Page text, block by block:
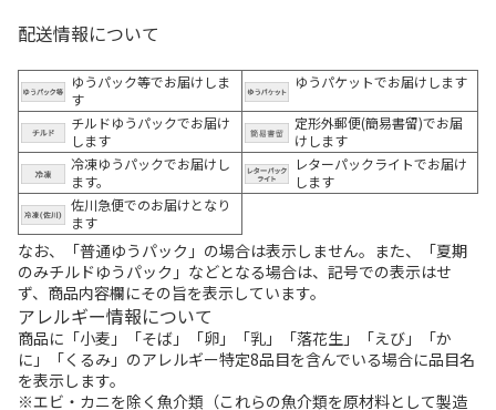
配送情報について
ゆうパック等でお届けしま
す
ゆうパケットでお届けします
チルドゆうパックでお届け
します
定形外郵便(簡易書留)でお届
けします
冷凍ゆうパックでお届けし
ます。
レターパックライトでお届け
します
佐川急便でのお届けとなり
ます
なお、「普通ゆうパック」の場合は表示しません。また、「夏期
のみチルドゆうパック」などとなる場合は、記号での表示はせ
ず、商品内容欄にその旨を表示しています。
アレルギー情報について
商品に「小麦」「そば」「卵」「乳」「落花生」「えび」「か
に」「くるみ」のアレルギー特定8品目を含んでいる場合に品目名
を表示します。
※エビ・カニを除く魚介類（これらの魚介類を原材料として製造